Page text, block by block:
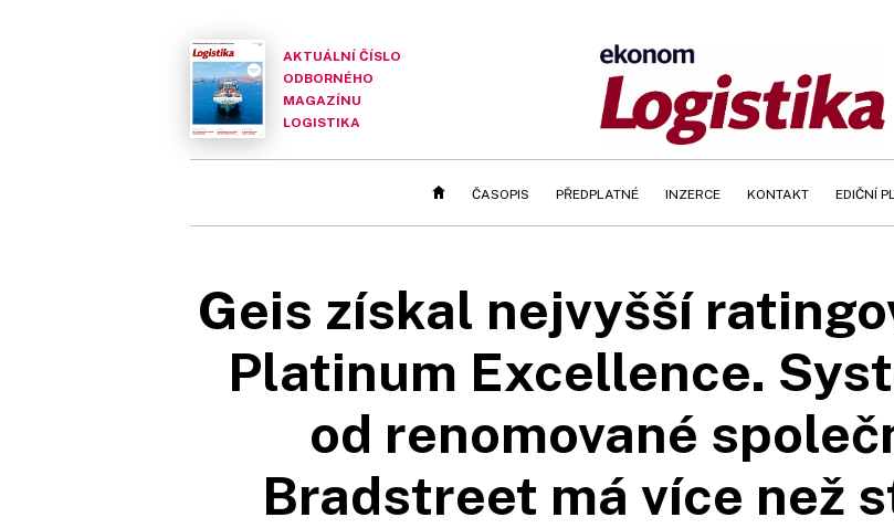
AKTUÁLNÍ ČÍSLO
ODBORNÉHO
MAGAZÍNU
LOGISTIKA
ČASOPIS PŘEDPLATNÉ INZERCE KONTAKT EDIČNÍ
Geis získal nejvyšší
Platinum Excellence.
od renomované
Bradstreet má více než